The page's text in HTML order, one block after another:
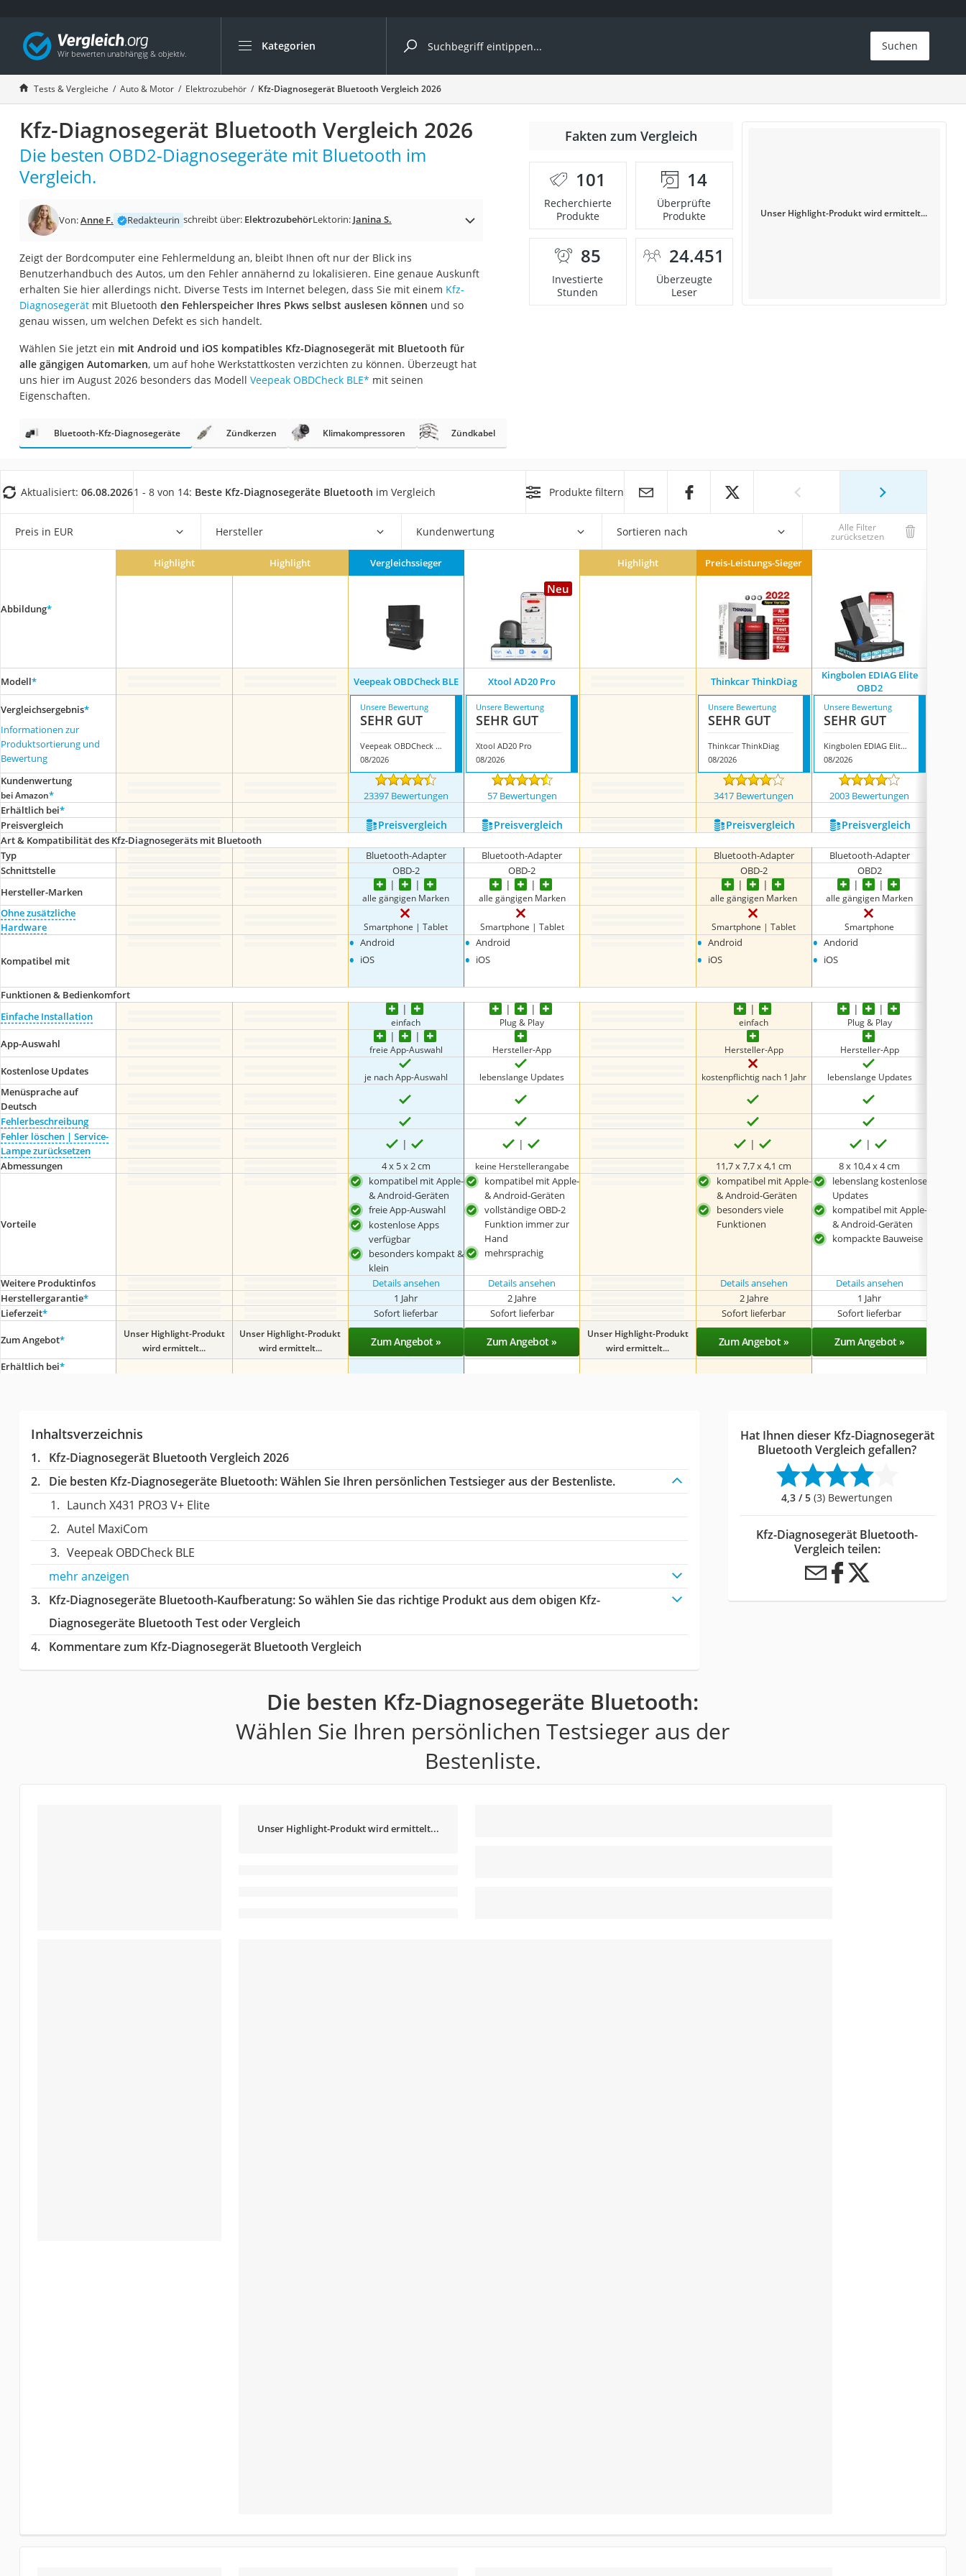
Kategorien
Die beliebtesten Vergleiche nach Kategorie
Auto & Motor
Fahrradträger-Anhängerkupplung (4 Fahrräder)
Fahrradträger
Fahrradträger (Anhängerkupplung)
Fahrradträger 3 Fahrräder
Dashcam
Benzinkanister
Marderschreck
Wagenheber 3t
Thule-Fahrradträger
FM-Transmitter
Autobatterie-Ladegerät
Starthilfe mit Kompressor
Felgenbaum
Wagenheber
Suchen
Tests & Vergleiche Auto & Motor Elektrozubehör Kfz-Diagnosegerät Bluetooth Vergleich 2026
Kfz-Diagnosegerät Bluetooth Vergleich 2026
Die besten OBD2-Diagnosegeräte mit Bluetooth im
Vergleich.
Von:Anne F. Redakteurin schreibt über: ElektrozubehörLektorin: Janina S.
Zeigt der Bordcomputer eine Fehlermeldung an, bleibt Ihnen oft nur der Blick ins
Benutzerhandbuch des Autos, um den Fehler annähernd zu lokalisieren. Eine genaue Auskunft
erhalten Sie hier allerdings nicht. Diverse Tests im Internet belegen, dass Sie mit einem Kfz-
Diagnosegerätmit Bluetooth den Fehlerspeicher Ihres Pkws selbst auslesen können und so
genau wissen, um welchen Defekt es sich handelt.
Wählen Sie jetzt ein mit Android und iOS kompatibles Kfz-Diagnosegerät mit Bluetooth für
alle gängigen Automarken, um auf hohe Werkstattkosten verzichten zu können. Überzeugt hat
uns hier im August 2026 besonders das Modell Veepeak OBDCheck BLE* mit seinen
Eigenschaften.
Fakten zum Vergleich
101
Recherchierte
Produkte
14
Überprüfte
Produkte
85
Investierte
Stunden
24.451
Überzeugte
Leser
Unser Highlight-Produkt wird ermittelt...
Bluetooth-Kfz-Diagnosegeräte Zündkerzen Klimakompressoren Zündkabel
Aktualisiert: 06.08.20261 - 8 von 14: Beste Kfz-Diagnosegeräte Bluetooth im Vergleich Produkte filtern
Preis in EUR Hersteller Kundenwertung Sortieren nach Alle Filter
zurücksetzen
Abbildung*
Highlight Highlight Vergleichssieger
Neu
Highlight Preis-Leistungs-Sieger
Modell* Veepeak OBDCheck BLE Xtool AD20 Pro Thinkcar ThinkDiag
Kingbolen EDIAG Elite
OBD2
Vergleichsergebnis*
Informationen zur
Produktsortierung und
Bewertung
Unsere Bewertung
SEHR GUT
Veepeak OBDCheck BLE
08/2026
Unsere Bewertung
SEHR GUT
Xtool AD20 Pro
08/2026
Unsere Bewertung
SEHR GUT
Thinkcar ThinkDiag
08/2026
Unsere Bewertung
SEHR GUT
Kingbolen EDIAG Elite OBD2
08/2026
Kundenwertung
bei Amazon* 23397 Bewertungen 57 Bewertungen 3417 Bewertungen 2003 Bewertungen
Erhältlich bei*
Preis­vergleich
Preis­vergleich Preis­vergleich Preis­vergleich Preis­vergleich
Art & Kompatibilität des Kfz-Diagnosegeräts mit Bluetooth
Typ
Bluetooth-Adapter Bluetooth-Adapter Bluetooth-Adapter Bluetooth-Adapter
Schnittstelle
OBD-2 OBD-2 OBD-2
OBD2
Hersteller-Marken
alle gängigen Marken alle gängigen Marken alle gängigen Marken alle gängigen Marken
Ohne zusätzliche
Hardware
Smartphone | Tablet Smartphone | Tablet Smartphone | Tablet Smartphone
Kompatibel mit
• Android
• iOS
• Android
• iOS
• Android
• iOS
• Andorid
• iOS
Funktionen & Bedienkomfort
Einfache Installation
einfach Plug & Play einfach Plug & Play
App-Auswahl freie App-Auswahl Hersteller-App Hersteller-App Hersteller-App
Kostenlose Updates je nach App-Auswahl lebenslange Updates kostenpflichtig nach 1 Jahr lebenslange Updates
Menüsprache auf
Deutsch
Fehlerbeschreibung
Fehler löschen | Service-
Lampe zurücksetzen
Abmessungen
4 x 5 x 2 cm keine Herstellerangabe ‎11,7 x 7,7 x 4,1 cm 8 x 10,4 x 4 cm
Vorteile
kompatibel mit Apple-
& Android-Geräten
freie App-Auswahl
kostenlose Apps
verfügbar
besonders kompakt &
klein
kompatibel mit Apple-
& Android-Geräten
vollständige OBD-2
Funktion immer zur
Hand
mehrsprachig
kompatibel mit Apple-
& Android-Geräten
besonders viele
Funktionen
lebenslang kostenlose
Updates
kompatibel mit Apple-
& Android-Geräten
kompackte Bauweise
Weitere Produktinfos Details ansehen Details ansehen Details ansehen
Details ansehen
Herstellergarantie* 1 Jahr 2 Jahre 2 Jahre 1 Jahr
Lieferzeit* Sofort lieferbar Sofort lieferbar Sofort lieferbar Sofort lieferbar
Zum Angebot*
Unser Highlight-Produkt
wird ermittelt...
Unser Highlight-Produkt
wird ermittelt...
Zum Angebot » Zum Angebot »
Unser Highlight-Produkt
wird ermittelt...
Zum Angebot » Zum Angebot »
Erhältlich bei*
Inhaltsverzeichnis
Kfz-Diagnosegerät Bluetooth Vergleich 2026
Die besten Kfz-Diagnosegeräte Bluetooth:Wählen Sie Ihren persönlichen Testsieger aus der Bestenliste.
Launch X431 PRO3 V+ Elite
Autel MaxiCom
Veepeak OBDCheck BLE
mehr anzeigen
Kfz-Diagnosegeräte Bluetooth-Kaufberatung: So wählen Sie das richtige Produkt aus dem obigen Kfz-
Diagnosegeräte Bluetooth Test oder Vergleich
Kommentare zum Kfz-Diagnosegerät Bluetooth Vergleich
Hat Ihnen dieser Kfz-Diagnosegerät
Bluetooth Vergleich gefallen?
4,3 / 5 (3) Bewertungen
Kfz-Diagnosegerät Bluetooth-
Vergleich teilen:
Die besten Kfz-Diagnosegeräte Bluetooth:
Wählen Sie Ihren persönlichen Testsieger aus der
Bestenliste.
Unser Highlight-Produkt wird ermittelt...